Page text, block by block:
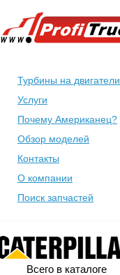
Турбины на двигатели
Услуги
Почему Американец?
Обзор моделей
Контакты
О компании
Поиск запчастей
Всего в каталоге